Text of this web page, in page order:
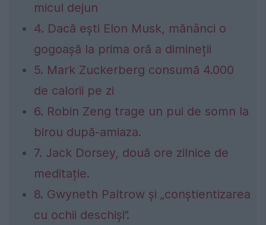
micul dejun
4. Dacă ești Elon Musk, mănânci o
gogoașă la prima oră a dimineții
5. Mark Zuckerberg consumă 4.000
de calorii pe zi
6. Robin Zeng trage un pui de somn la
birou după-amiaza.
7. Jack Dorsey, două ore zilnice de
meditație.
8. Gwyneth Paltrow și „conștientizarea
cu ochii deschiși”.